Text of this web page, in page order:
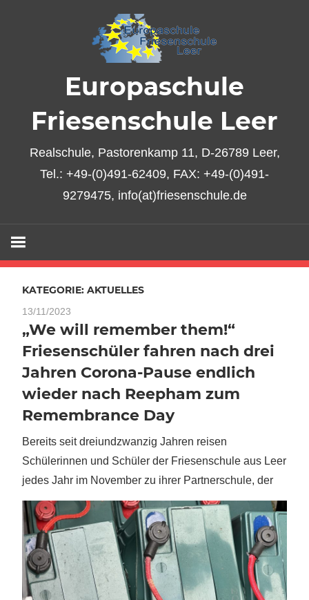
Europaschule
Friesenschule Leer
Realschule, Pastorenkamp 11, D-26789 Leer,
Tel.: +49-(0)491-62409, FAX: +49-(0)491-
9279475, info(at)friesenschule.de
KATEGORIE: AKTUELLES
13/11/2023
„We will remember them!“
Friesenschüler fahren nach drei
Jahren Corona-Pause endlich
wieder nach Reepham zum
Remembrance Day
Bereits seit dreiundzwanzig Jahren reisen
Schülerinnen und Schüler der Friesenschule aus Leer
jedes Jahr im November zu ihrer Partnerschule, der